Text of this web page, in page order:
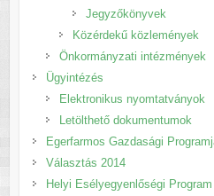
Jegyzőkönyvek
Közérdekű közlemények
Önkormányzati intézmények
Ügyintézés
Elektronikus nyomtatványok
Letölthető dokumentumok
Egerfarmos Gazdasági
Választás 2014
Helyi Esélyegyenlőségi Program